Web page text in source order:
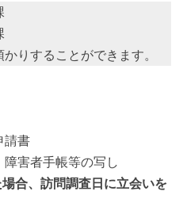
りすることができます。
請書
害者手帳等の写し
合、訪問調査日に立会いを